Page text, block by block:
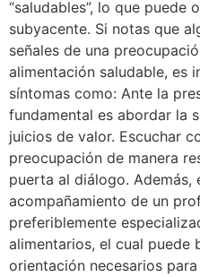
“saludables”, lo que puede
subyacente. Si notas que
señales de una
alimentación saludable, es
síntomas como: Ante la
fundamental es abordar la
juicios de valor. Escuchar
preocupación de manera
puerta al diálogo. Además,
acompañamiento de un
preferiblemente
alimentarios, el cual puede
orientación necesarios